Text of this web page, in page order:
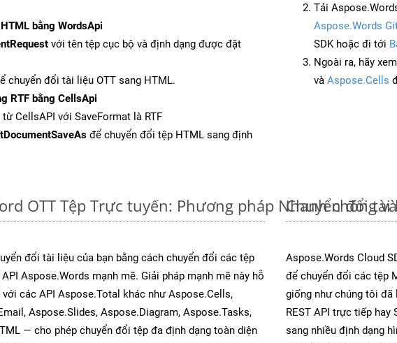
bằng WordsApi
với tên tệp cục bộ và định dạng được đặt
chuyển đổi tài liệu OTT sang HTML.
RTF bằng CellsApi
từ CellsAPI với SaveFormat là RTF
để chuyển đổi tệp HTML sang định
Tải
Aspose.Words
SDK hoặc đi tới
Ngoài ra, hãy
và Aspose.Cells
OTT Tệp Trực tuyến: Phương pháp Nhanh chóng
đổi tài liệu của bạn bằng cách chuyển đổi các tệp
Aspose.Words mạnh mẽ. Giải pháp mạnh mẽ này hỗ
các API Aspose.Total khác như Aspose.Cells,
Aspose.Slides, Aspose.Diagram, Aspose.Tasks,
— cho phép chuyển đổi tệp đa định dạng toàn diện
Chuyển đổi tài
Aspose.Words Cloud
để chuyển đổi các tệp
giống như chúng tôi đã
REST API trực tiếp hay
sang nhiều định dạng